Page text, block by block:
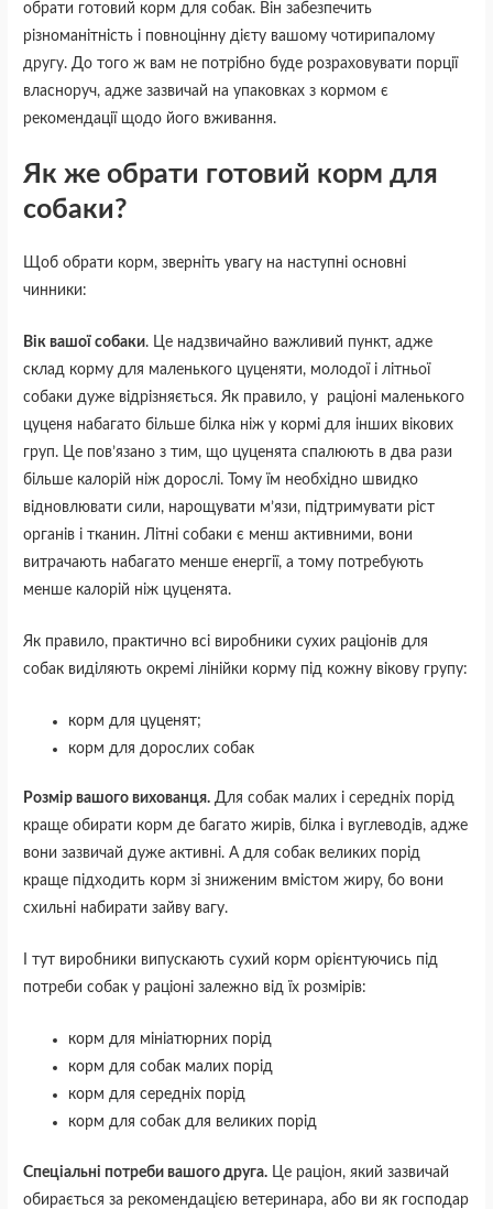
обрати готовий корм для собак. Він забезпечить
різноманітність і повноцінну дієту вашому чотирипалому
другу. До того ж вам не потрібно буде розраховувати порції
власноруч, адже зазвичай на упаковках з кормом є
рекомендації щодо його вживання.
Як же обрати готовий корм для
собаки?
Щоб обрати корм, зверніть увагу на наступні основні
чинники:
Вік вашої собаки. Це надзвичайно важливий пункт, адже
склад корму для маленького цуценяти, молодої і літньої
собаки дуже відрізняється. Як правило, у раціоні маленького
цуценя набагато більше білка ніж у кормі для інших вікових
груп. Це пов’язано з тим, що цуценята спалюють в два рази
більше калорій ніж дорослі. Тому їм необхідно швидко
відновлювати сили, нарощувати м’язи, підтримувати ріст
органів і тканин. Літні собаки є менш активними, вони
витрачають набагато менше енергії, а тому потребують
менше калорій ніж цуценята.
Як правило, практично всі виробники сухих раціонів для
собак виділяють окремі лінійки корму під кожну вікову групу:
корм для цуценят;
корм для дорослих собак
Розмір вашого вихованця. Для собак малих і середніх порід
краще обирати корм де багато жирів, білка і вуглеводів, адже
вони зазвичай дуже активні. А для собак великих порід
краще підходить корм зі зниженим вмістом жиру, бо вони
схильні набирати зайву вагу.
І тут виробники випускають сухий корм орієнтуючись під
потреби собак у раціоні залежно від їх розмірів:
корм для мініатюрних порід
корм для собак малих порід
корм для середніх порід
корм для собак для великих порід
Спеціальні потреби вашого друга. Це раціон, який зазвичай
обирається за рекомендацією ветеринара, або ви як господар